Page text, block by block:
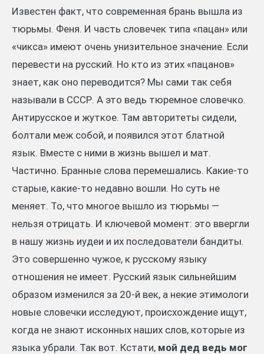
Известен факт, что современная брань вышла из
тюрьмы. Феня. И часть словечек типа «пацан» или
«чикса» имеют очень унизительное значение. Если
перевести на русский. Но кто из этих «пацанов»
знает, как оно переводится? Мы сами так себя
называли в СССР. А это ведь тюремное словечко.
Антирусское и жуткое. Там авторитеты сидели,
болтали меж собой, и появился этот блатной
язык. Вместе с ними в жизнь вышел и мат.
Частично. Бранные слова перемешались. Какие-то
старые, какие-то недавно вошли. Но суть не
меняет. То, что многое вышло из тюрьмы —
нельзя отрицать. И ключевой момент: это ввергли
в нашу жизнь иудеи и их последователи бандиты.
Это совершенно чужое, к русскому языку
отношения не имеет. Русский язык сильнейшим
образом изменился за 20-й век, а некие этимологи
новые словечки исследуют, происхождение ищут,
когда не знают исконных наших слов, которые из
языка убрали. Так вот. Кстати, мой дед ведь мог